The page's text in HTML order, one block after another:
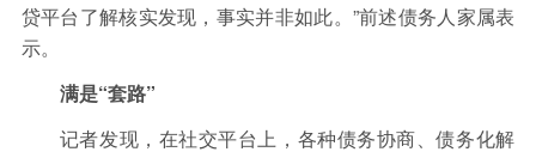
贷平台了解核实发现，事实并非如此。”前述债务人家属表
示。
满是“套路”
记者发现，在社交平台上，各种债务协商、债务化解